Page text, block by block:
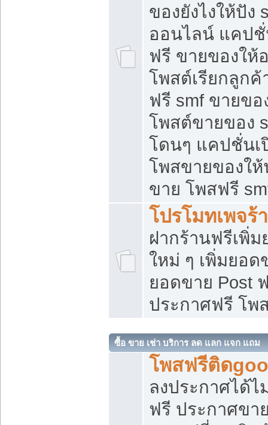
ของยังไงให้ปั
ออนไลน์ แคป
ฟรี ขายของให้
โพสต์เรียกลูกค้
ฟรี smf ขายขอ
โพสต์ขายของ
โดนๆ แคปชั่นเ
โพสขายของใ
ขาย โพสฟรี
โปรโมทเพจร้
ฝากร้านฟรีเพิ่
ใหม่ ๆ เพิ่มยอด
ยอดขาย Post
ประกาศฟรี โพ
ซื้อ ขาย เช่า บริการ ลด แลก แจก แถม
โพสฟรีติด
ลงประกาศได้
ฟรี ประกาศข